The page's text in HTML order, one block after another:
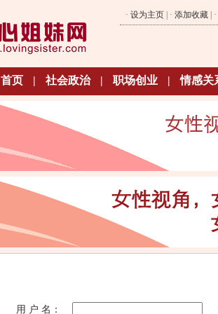
· 设为主页 | · 添加收藏 | ·
首页 | 社会政治 | 职场创业 | 情感关
用 户 名：